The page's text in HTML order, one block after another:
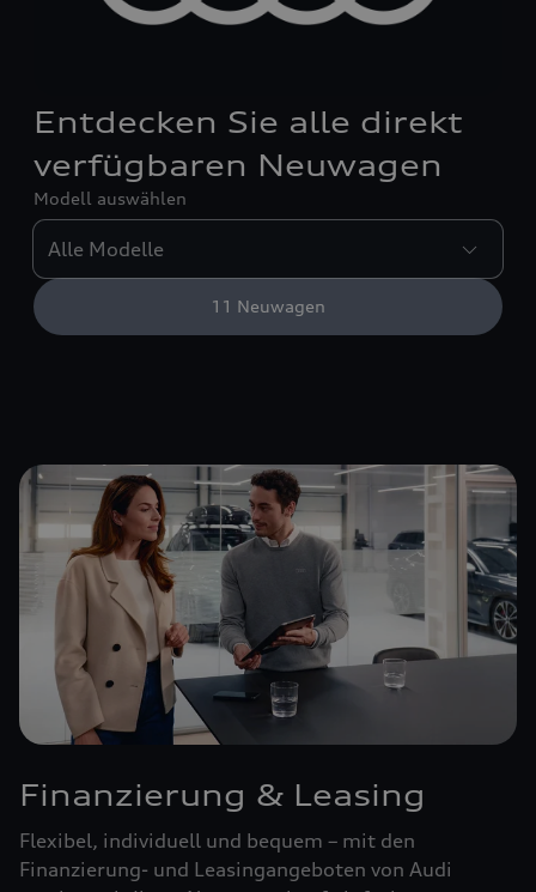
Entdecken Sie alle direkt
verfügbaren Neuwagen
Modell auswählen
11 Neuwagen
Finanzierung & Leasing
Flexibel, individuell und bequem – mit den
Finanzierung- und Leasingangeboten von Audi